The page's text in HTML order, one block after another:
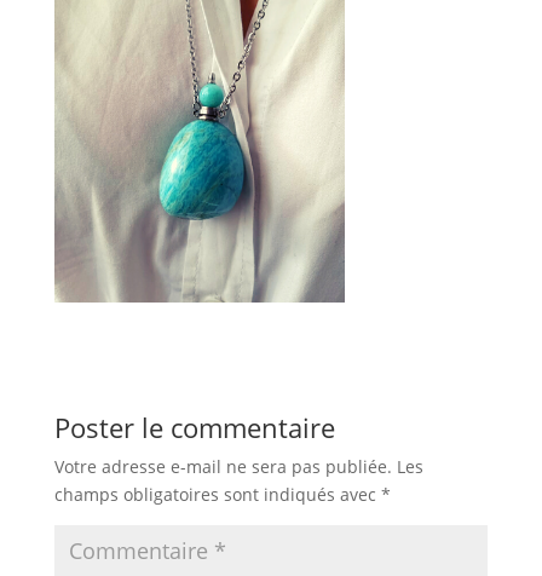
Poster le commentaire
Votre adresse e-mail ne sera pas publiée. Les
champs obligatoires sont indiqués avec *